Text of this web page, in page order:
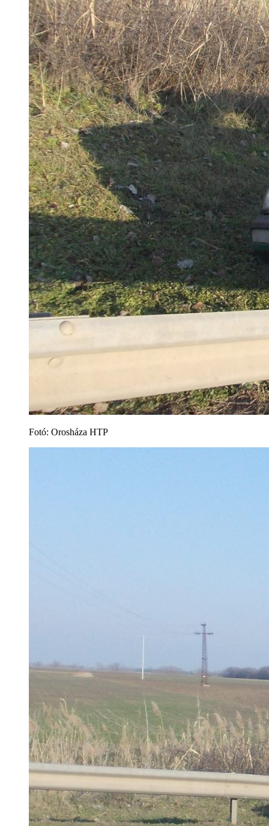
Fotó: Orosháza HTP